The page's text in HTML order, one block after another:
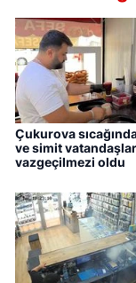
Çukurova
ve simit
vazgeçilmezi oldu